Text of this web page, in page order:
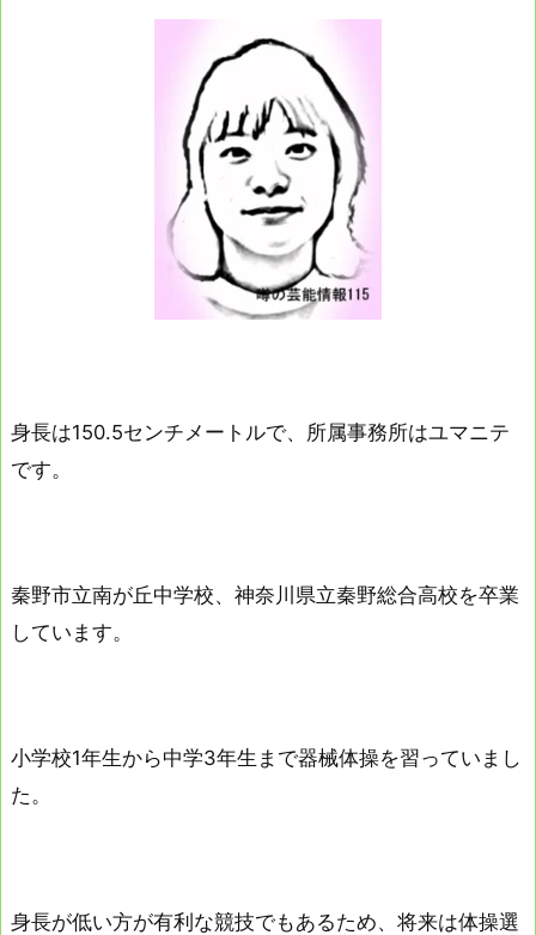
身長は150.5センチメートルで、所属事務所はユマニテ
です。
秦野市立南が丘中学校、神奈川県立秦野総合高校を卒業
しています。
小学校1年生から中学3年生まで器械体操を習っていまし
た。
身長が低い方が有利な競技でもあるため、将来は体操選